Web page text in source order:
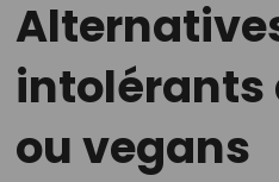
intolérants
ou vegans